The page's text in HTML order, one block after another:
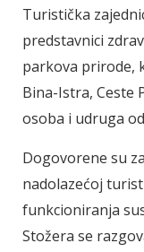
Turistička
predstavnici
parkova prirode,
Bina-Istra, Ceste
osoba i udruga
Dogovorene su
nadolazećoj
funkcioniranja
Stožera se